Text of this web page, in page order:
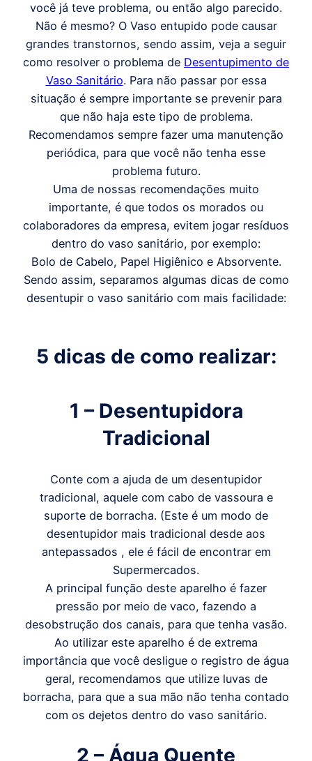
você já teve problema, ou então algo parecido.
Não é mesmo? O Vaso entupido pode causar
grandes transtornos, sendo assim, veja a seguir
como resolver o problema de Desentupimento de
Vaso Sanitário. Para não passar por essa
situação é sempre importante se prevenir para
que não haja este tipo de problema.
Recomendamos sempre fazer uma manutenção
periódica, para que você não tenha esse
problema futuro.
Uma de nossas recomendações muito
importante, é que todos os morados ou
colaboradores da empresa, evitem jogar resíduos
dentro do vaso sanitário, por exemplo:
Bolo de Cabelo, Papel Higiênico e Absorvente.
Sendo assim, separamos algumas dicas de como
desentupir o vaso sanitário com mais facilidade:
5 dicas de como realizar:
1 – Desentupidora
Tradicional
Conte com a ajuda de um desentupidor
tradicional, aquele com cabo de vassoura e
suporte de borracha. (Este é um modo de
desentupidor mais tradicional desde aos
antepassados , ele é fácil de encontrar em
Supermercados.
A principal função deste aparelho é fazer
pressão por meio de vaco, fazendo a
desobstrução dos canais, para que tenha vasão.
Ao utilizar este aparelho é de extrema
importância que você desligue o registro de água
geral, recomendamos que utilize luvas de
borracha, para que a sua mão não tenha contado
com os dejetos dentro do vaso sanitário.
2 – Água Quente